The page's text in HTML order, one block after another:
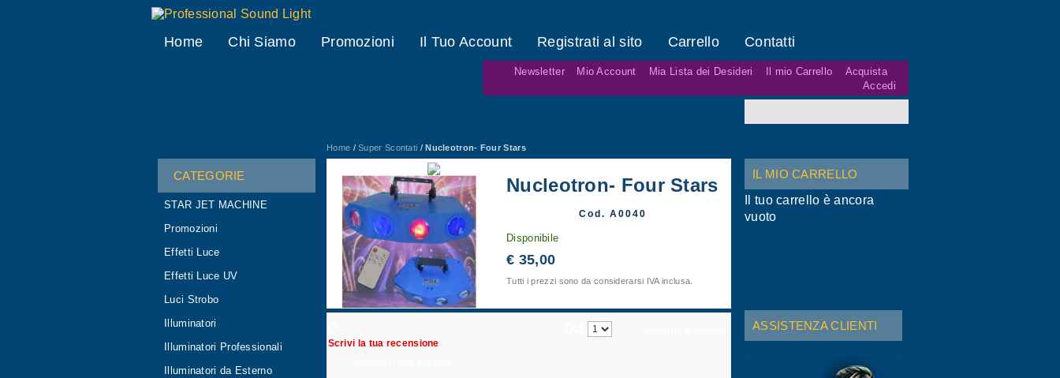
Home Chi Siamo Promozioni Il Tuo Account Registrati al sito Carrello Contatti
Newsletter Mio Account Mia Lista dei Desideri Il mio Carrello
Acquista
Accedi
Home /Super Scontati /Nucleotron- Four Stars
IL MIO CARRELLO
Il tuo carrello è ancora
vuoto
ASSISTENZA CLIENTI
CATEGORIE
STAR JET MACHINE
Promozioni
Effetti Luce
Effetti Luce UV
Luci Strobo
Illuminatori
Illuminatori Professionali
Illuminatori da Esterno
Nucleotron- Four Stars
Cod. A0040
Disponibile
€ 35,00
Tutti i prezzi sono da considerarsi IVA inclusa.
Scrivi la tua recensione